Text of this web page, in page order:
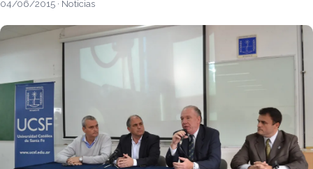
04/06/2015 · Noticias